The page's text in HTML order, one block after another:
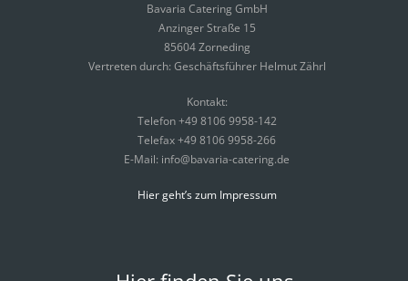
Bavaria Catering GmbH
Anzinger Straße 15
85604 Zorneding
Vertreten durch: Geschäftsführer Helmut Zährl
Kontakt:
Telefon +49 8106 9958-142
Telefax +49 8106 9958-266
E-Mail: info@bavaria-catering.de
Hier geht’s zum Impressum